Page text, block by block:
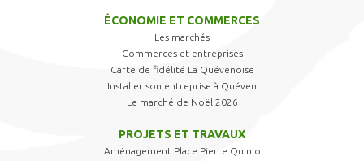
ÉCONOMIE ET COMMERCES
Les marchés
Commerces et entreprises
Carte de fidélité La Quévenoise
Installer son entreprise à Quéven
Le marché de Noël 2026
PROJETS ET TRAVAUX
Aménagement Place Pierre Quinio